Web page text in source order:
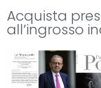
Acquista
all’ingrosso